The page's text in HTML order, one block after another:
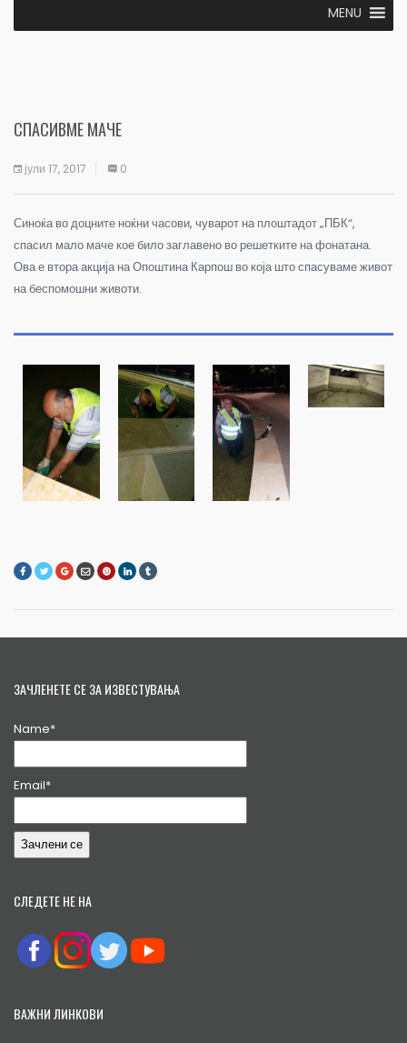
MENU
СПАСИВМЕ МАЧЕ
јули 17, 2017 0
Синоќа во доцните ноќни часови, чуварот на плоштадот „ПБК“,
спасил мало маче кое било заглавено во решетките на фонатана.
Ова е втора акција на Опоштина Карпош во која што спасуваме живот
на беспомошни животи.
ЗАЧЛЕНЕТЕ СЕ ЗА ИЗВЕСТУВАЊА
Name*
Email*
СЛЕДЕТЕ НЕ НА
ВАЖНИ ЛИНКОВИ